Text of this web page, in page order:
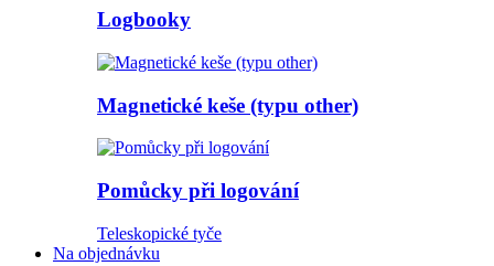
Logbooky
Magnetické keše (typu other)
Pomůcky při logování
Teleskopické tyče
Na objednávku